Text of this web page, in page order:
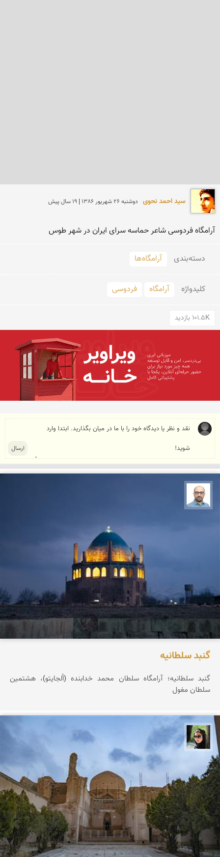
سید احمد نحوی دوشنبه 26 شهريور 1386 | 19 سال پیش
آرامگاه فردوسی شاعر حماسه سرای ایران در شهر طوس
دسته‌بندی آرامگاه‌ها
کلید‌واژه آرامگاه فردوسی
101.5K بازدید
گنبد سلطانیه
گنبد سلطانیه؛ آرامگاه سلطان محمد خدابنده (اُلجایتو)، هشتمین
سلطان مغول